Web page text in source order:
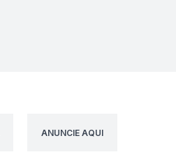
ANUNCIE AQUI